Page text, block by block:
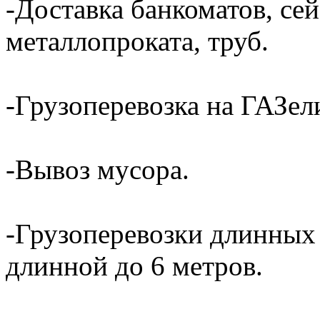
-Доставка банкоматов,
металлопроката, труб.
-Грузоперевозка на
-Вывоз мусора.
-Грузоперевозки
длинной до 6 метров.